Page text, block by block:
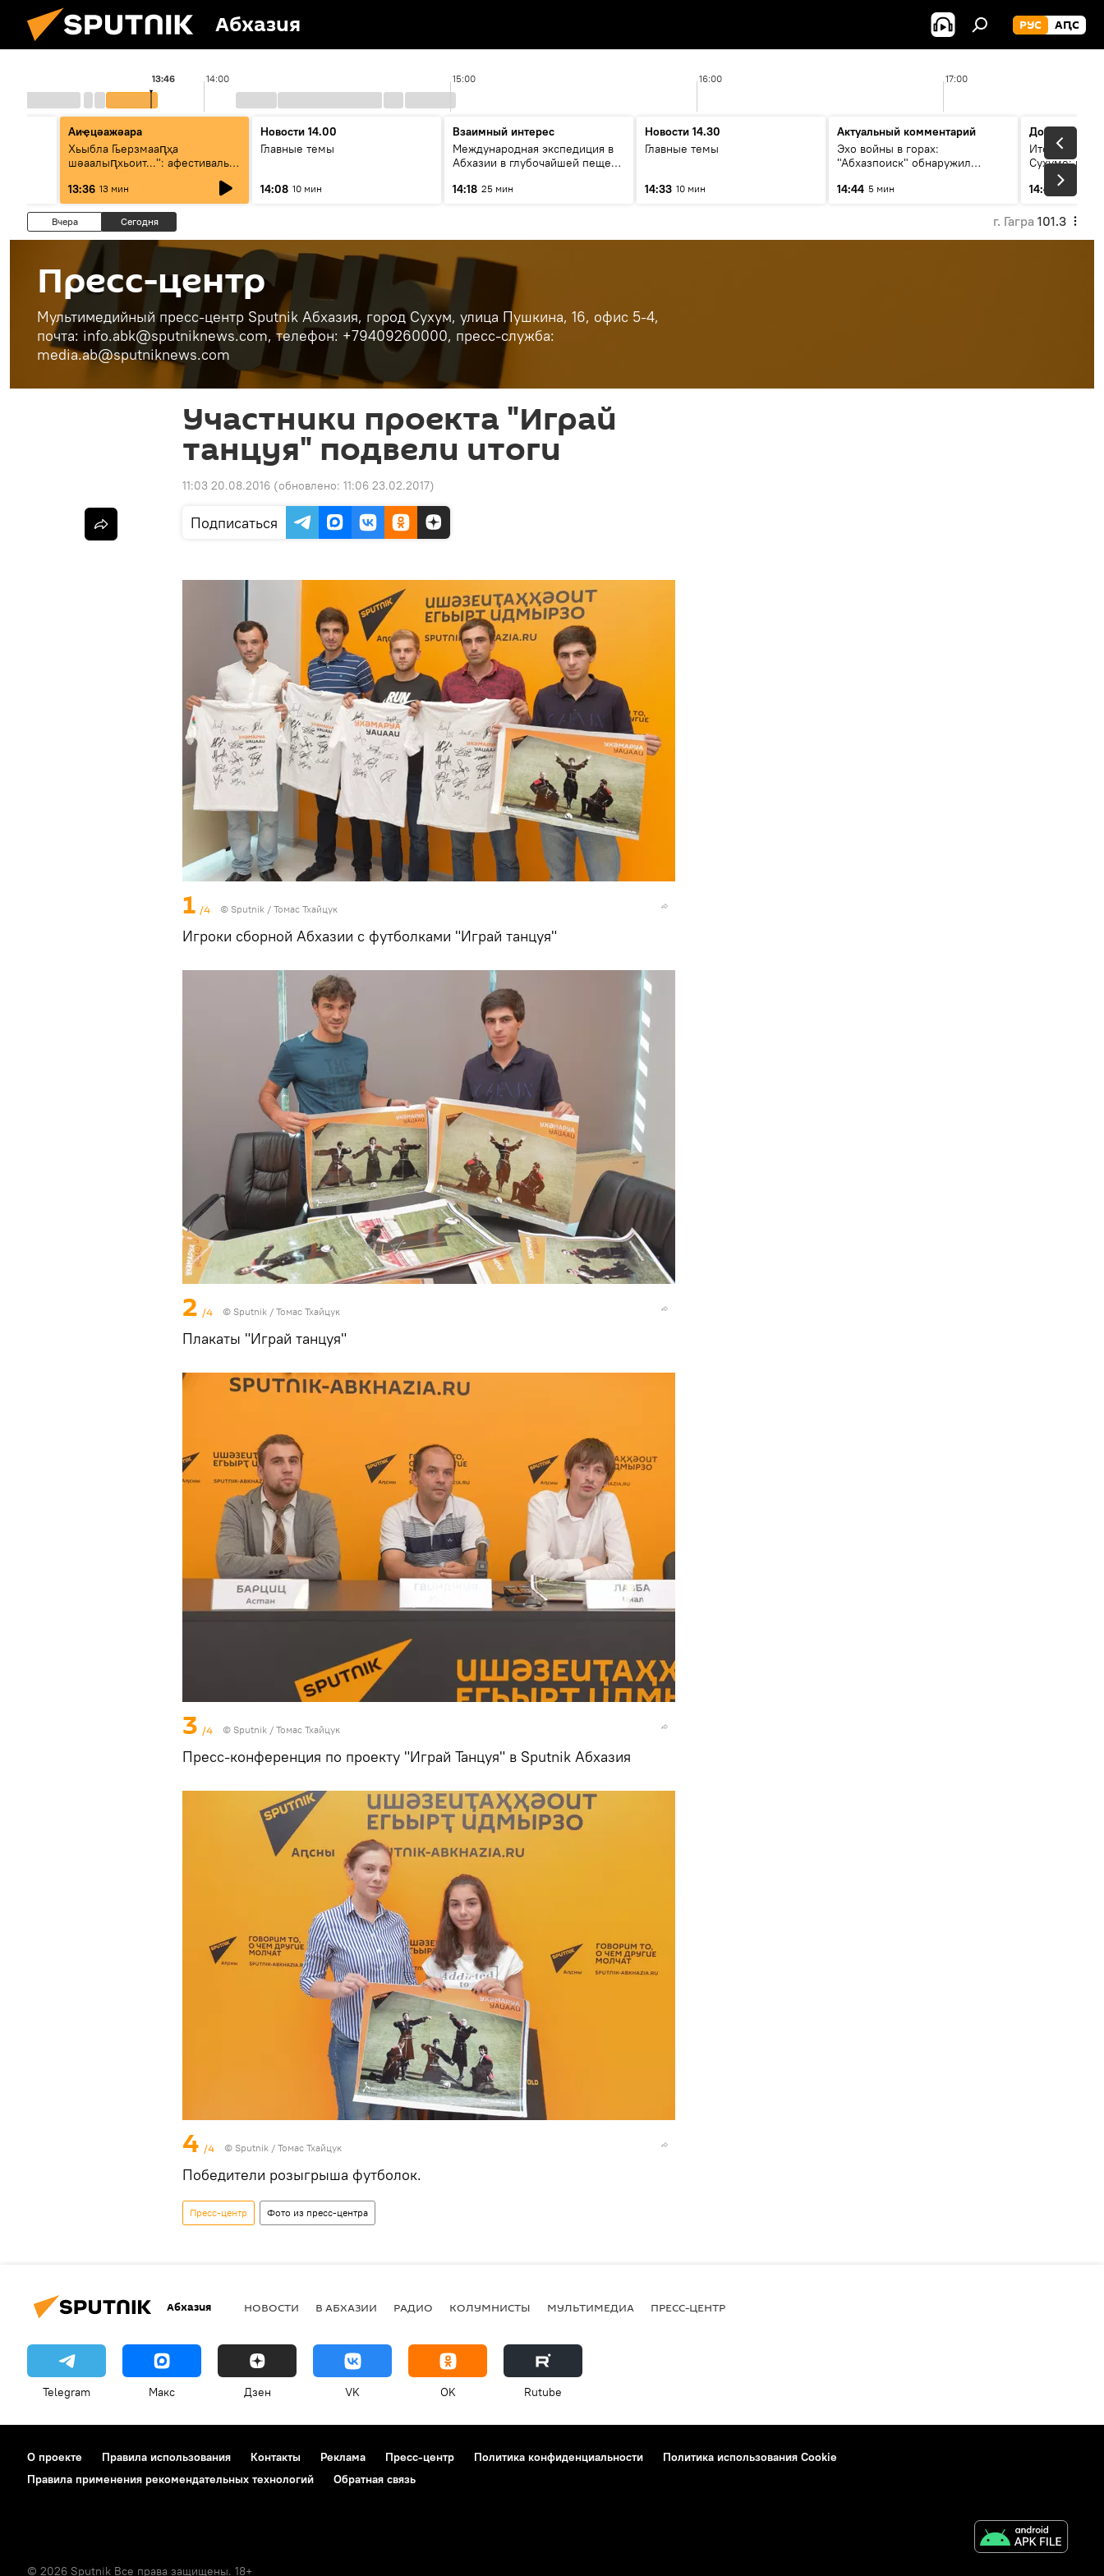
Абхазия РУС АԤС
14:00 15:00 16:00 17:00
13:46
Аиҿцәажәара
Хьыбла Гьерзмааԥҳа
шәаалыԥхьоит...": афестиваль
13:36 13 мин
Новости 14.00
Главные темы
14:08 10 мин
Взаимный интерес
Международная экспедиция в
Абхазии в глубочайшей пещере
спелеологами
14:18 25 мин
Новости 14.30
Главные темы
14:33 10 мин
Актуальный комментарий
Эхо войны в горах:
"Абхазпоиск" обнаружил
захоронения в Псху
14:44 5 мин
Итоги
Сухуме:
14:49
Вчера Сегодня г. Гагра 101.3
Пресс-центр
Мультимедийный пресс-центр Sputnik Абхазия, город Сухум, улица Пушкина, 16, офис 5-4,
почта: info.abk@sputniknews.com, телефон: +79409260000, пресс-служба:
media.ab@sputniknews.com
Участники проекта "Играй
танцуя" подвели итоги
11:03 20.08.2016 (обновлено: 11:06 23.02.2017)
Подписаться
1 /4 © Sputnik / Томас Тхайцук
Игроки сборной Абхазии с футболками "Играй танцуя"
2 /4 © Sputnik / Томас Тхайцук
Плакаты "Играй танцуя"
3 /4 © Sputnik / Томас Тхайцук
Пресс-конференция по проекту "Играй Танцуя" в Sputnik Абхазия
4 /4 © Sputnik / Томас Тхайцук
Победители розыгрыша футболок.
Пресс-центр Фото из пресс-центра
Абхазия НОВОСТИ В АБХАЗИИ РАДИО КОЛУМНИСТЫ МУЛЬТИМЕДИА ПРЕСС-ЦЕНТР
Telegram Макс Дзен VK OK Rutube
О проекте Правила использования Контакты Реклама Пресс-центр Политика конфиденциальности
Политика использования Cookie
Правила применения рекомендательных технологий
Обратная связь
© 2026 Sputnik Все права защищены. 18+